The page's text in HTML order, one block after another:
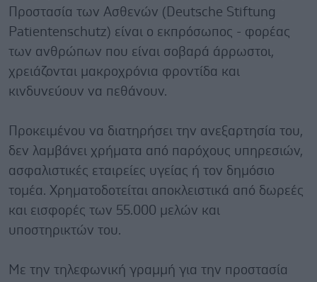
Προστασία των Ασθενών (Deutsche Stiftung
Patientenschutz) είναι ο εκπρόσωπος - φορέας
των ανθρώπων που είναι σοβαρά άρρωστοι,
χρειάζονται μακροχρόνια φροντίδα και
κινδυνεύουν να πεθάνουν.
Προκειμένου να διατηρήσει την ανεξαρτησία του,
δεν λαμβάνει χρήματα από παρόχους υπηρεσιών,
ασφαλιστικές εταιρείες υγείας ή τον δημόσιο
τομέα. Χρηματοδοτείται αποκλειστικά από δωρεές
και εισφορές των 55.000 μελών και
υποστηρικτών του.
Με την τηλεφωνική γραμμή για την προστασία